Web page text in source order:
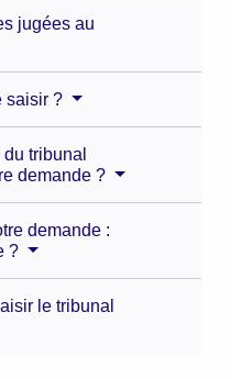
jugées au
saisir ?
tribunal
demande ?
demande :
?
le tribunal